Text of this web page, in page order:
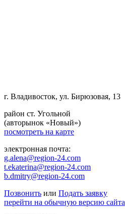
г. Владивосток, ул. Бирюзовая, 13
район ст. Угольной
(авторынок «Новый»)
посмотреть на карте
электронная почта:
g.alena@region-24.com
t.ekaterina@region-24.com
b.dmitry@region-24.com
Позвонить или Подать заявку
перейти на обычную версию сайта